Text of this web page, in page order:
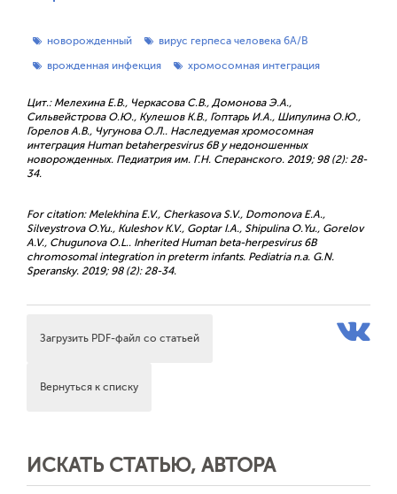
новорожденный
вирус герпеса человека 6А/В
врожденная инфекция
хромосомная интеграция
Цит.: Мелехина Е.В., Черкасова С.В., Домонова Э.А.,
Сильвейстрова О.Ю., Кулешов К.В., Гоптарь И.А., Шипулина О.Ю.,
Горелов А.В., Чугунова О.Л.. Наследуемая хромосомная
интеграция Human betaherpesvirus 6B у недоношенных
новорожденных. Педиатрия им. Г.Н. Сперанского. 2019; 98 (2): 28-
34.
For citation: Melekhina E.V., Cherkasova S.V., Domonova E.A.,
Silveystrova O.Yu., Kuleshov K.V., Goptar I.А., Shipulina О.Yu., Gorelov
A.V., Chugunova O.L.. Inherited Human beta-herpesvirus 6B
chromosomal integration in preterm infants. Pediatria n.a. G.N.
Speransky. 2019; 98 (2): 28-34.
Загрузить PDF-файл со статьей
Вернуться к списку
ИСКАТЬ СТАТЬЮ, АВТОРА